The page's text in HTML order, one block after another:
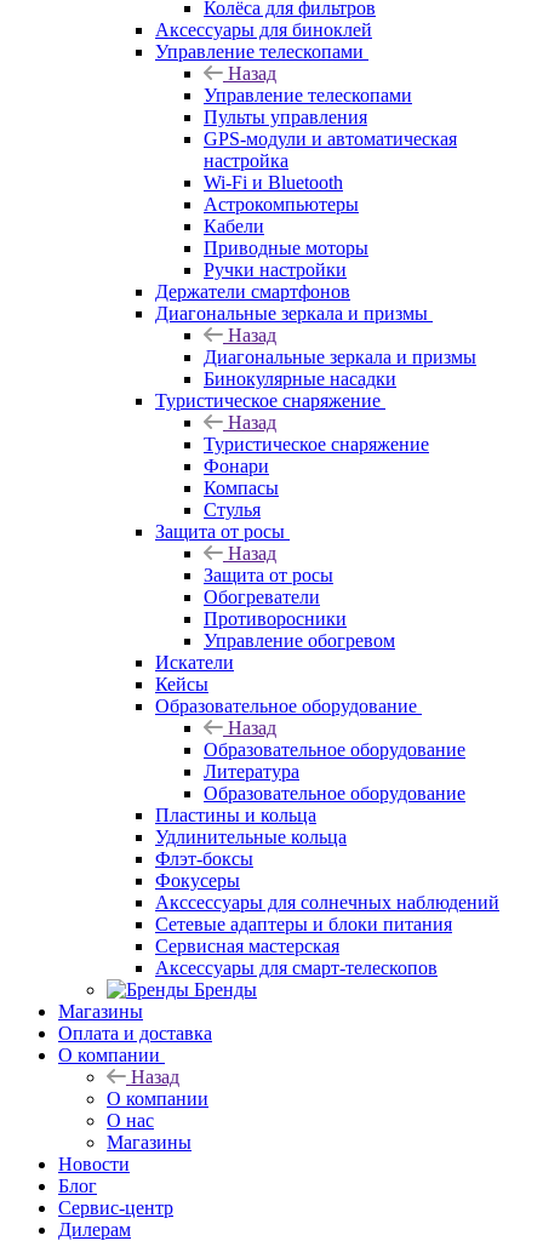
Колёса для фильтров
Аксессуары для биноклей
Управление телескопами
Назад
Управление телескопами
Пульты управления
GPS-модули и автоматическая
настройка
Wi-Fi и Bluetooth
Астрокомпьютеры
Кабели
Приводные моторы
Ручки настройки
Держатели смартфонов
Диагональные зеркала и призмы
Назад
Диагональные зеркала и призмы
Бинокулярные насадки
Туристическое снаряжение
Назад
Туристическое снаряжение
Фонари
Компасы
Стулья
Защита от росы
Назад
Защита от росы
Обогреватели
Противоросники
Управление обогревом
Искатели
Кейсы
Образовательное оборудование
Назад
Образовательное оборудование
Литература
Образовательное оборудование
Пластины и кольца
Удлинительные кольца
Флэт-боксы
Фокусеры
Акссессуары для солнечных наблюдений
Сетевые адаптеры и блоки питания
Сервисная мастерская
Аксессуары для смарт-телескопов
Бренды
Магазины
Оплата и доставка
О компании
Назад
О компании
О нас
Магазины
Новости
Блог
Сервис-центр
Дилерам